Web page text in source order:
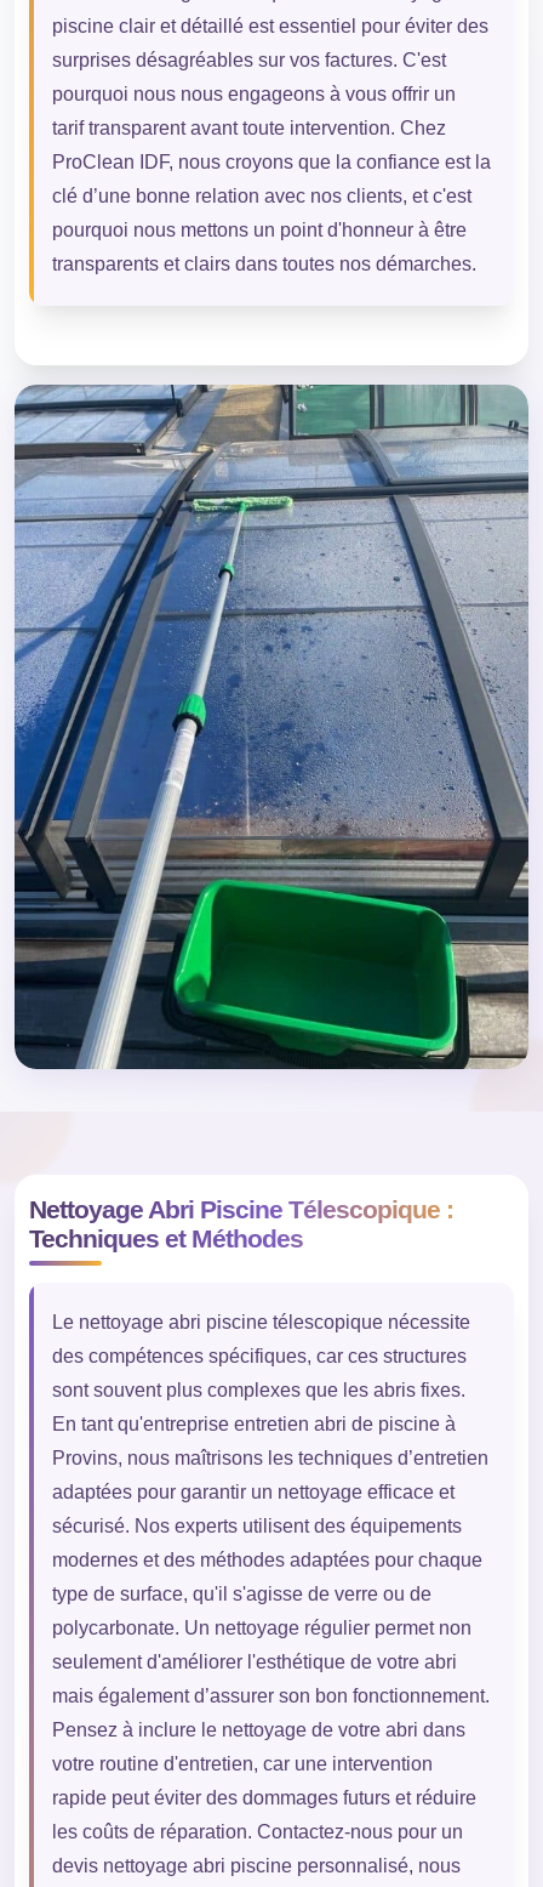
piscine clair et détaillé est essentiel pour éviter des
surprises désagréables sur vos factures. C'est
pourquoi nous nous engageons à vous offrir un
tarif transparent avant toute intervention. Chez
ProClean IDF, nous croyons que la confiance est la
clé d’une bonne relation avec nos clients, et c'est
pourquoi nous mettons un point d'honneur à être
transparents et clairs dans toutes nos démarches.
Nettoyage Abri Piscine Télescopique :
Techniques et Méthodes
Le nettoyage abri piscine télescopique nécessite
des compétences spécifiques, car ces structures
sont souvent plus complexes que les abris fixes.
En tant qu'entreprise entretien abri de piscine à
Provins, nous maîtrisons les techniques d’entretien
adaptées pour garantir un nettoyage efficace et
sécurisé. Nos experts utilisent des équipements
modernes et des méthodes adaptées pour chaque
type de surface, qu'il s'agisse de verre ou de
polycarbonate. Un nettoyage régulier permet non
seulement d'améliorer l'esthétique de votre abri
mais également d’assurer son bon fonctionnement.
Pensez à inclure le nettoyage de votre abri dans
votre routine d'entretien, car une intervention
rapide peut éviter des dommages futurs et réduire
les coûts de réparation. Contactez-nous pour un
devis nettoyage abri piscine personnalisé, nous